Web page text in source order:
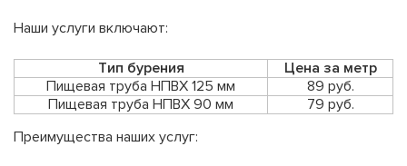
Наши услуги включают:
Тип бурения
Цена за метр
Пищевая труба НПВХ 125 мм
89 руб.
Пищевая труба НПВХ 90 мм
79 руб.
Преимущества наших услуг: